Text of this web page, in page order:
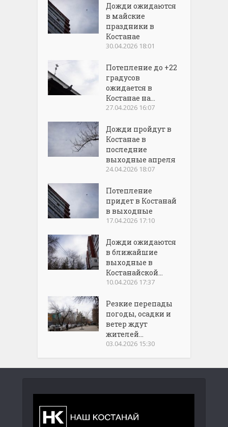
Дожди ожидаются
в майские
праздники в
Костанае
30.04.2026 18:01
Потепление до +22
градусов
ожидается в
Костанае на...
27.04.2026 16:07
Дожди пройдут в
Костанае в
последние
выходные апреля
24.04.2026 18:07
Потепление
придет в Костанай
в выходные
17.04.2026 17:10
Дожди ожидаются
в ближайшие
выходные в
Костанайской...
10.04.2026 17:37
Резкие перепады
погоды, осадки и
ветер ждут
жителей...
03.04.2026 15:30